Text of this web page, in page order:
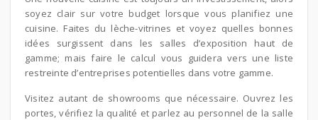
soyez clair sur votre budget lorsque vous planifiez une
cuisine. Faites du lèche-vitrines et voyez quelles bonnes
idées surgissent dans les salles d’exposition haut de
gamme; mais faire le calcul vous guidera vers une liste
restreinte d’entreprises potentielles dans votre gamme.
Visitez autant de showrooms que nécessaire. Ouvrez les
portes, vérifiez la qualité et parlez au personnel de la salle